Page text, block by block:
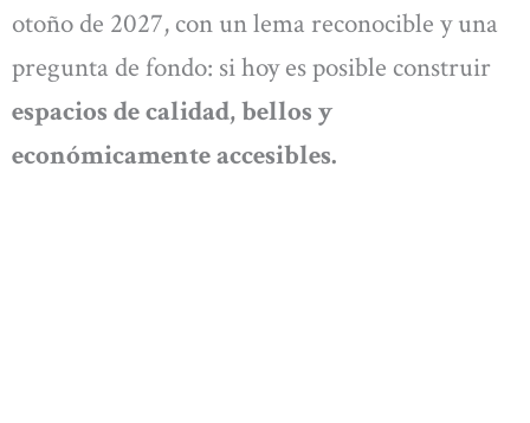
otoño de 2027, con un lema reconocible y una
pregunta de fondo: si hoy es posible construir
espacios de calidad, bellos y
económicamente accesibles.